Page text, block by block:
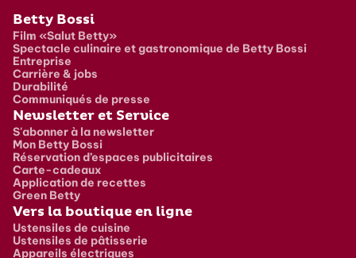
Pied de page
Betty Bossi
Film «Salut Betty»
Spectacle culinaire et gastronomique de Betty Bossi
Entreprise
Carrière & jobs
Durabilité
Communiqués de presse
Newsletter et Service
S'abonner à la newsletter
Mon Betty Bossi
Réservation d’espaces publicitaires
Carte-cadeaux
Application de recettes
Green Betty
Vers la boutique en ligne
Ustensiles de cuisine
Ustensiles de pâtisserie
Appareils électriques